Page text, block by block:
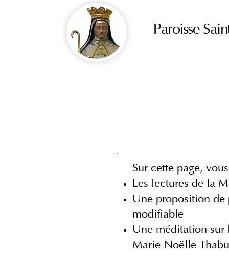
Paroisse
Sur cette page,
Les lectures de la
Une proposition de
modifiable
Une méditation sur
Marie-Noëlle